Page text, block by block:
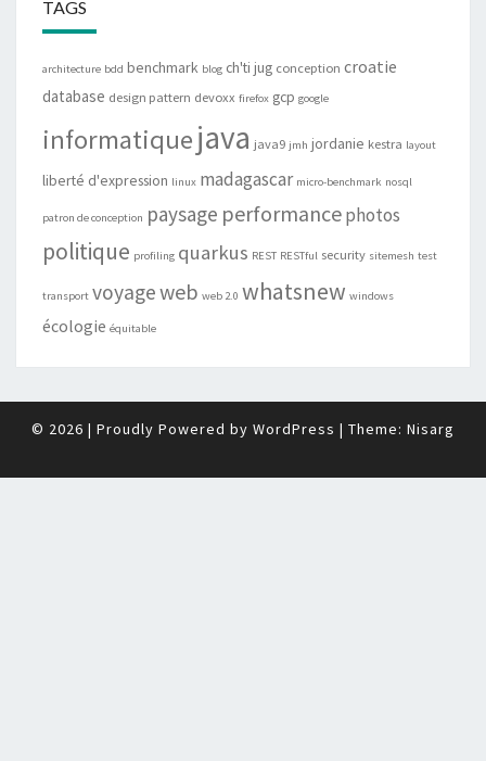
TAGS
architecture bdd benchmark blog ch'ti jug conception croatie
database design pattern devoxx firefox gcp google
informatiquejava java9 jmh jordanie kestra layout
liberté d'expression linux madagascar micro-benchmark nosql
patron de conception paysage performancephotos
politique profiling quarkus REST RESTful security sitemesh test
transport voyageweb web 2.0 whatsnew windows
écologie équitable
© 2026 | Proudly Powered by WordPress | Theme: Nisarg